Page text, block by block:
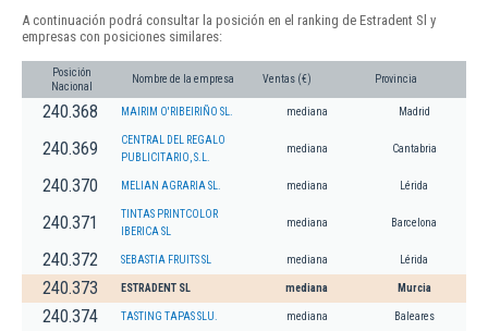
A continuación podrá consultar la posición en el ranking de Estradent Sl y
empresas con posiciones similares:
Posición
Nacional
Nombre de la empresa Ventas (€) Provincia
240.368 MAIRIM O'RIBEIRIÑO SL. mediana Madrid
240.369
CENTRAL DEL REGALO
PUBLICITARIO, S.L.
mediana Cantabria
240.370 MELIAN AGRARIA SL. mediana Lérida
240.371
TINTAS PRINTCOLOR
IBERICA SL
mediana Barcelona
240.372 SEBASTIA FRUITS SL mediana Lérida
240.373 ESTRADENT SL mediana Murcia
240.374 TASTING TAPAS SLU. mediana Baleares